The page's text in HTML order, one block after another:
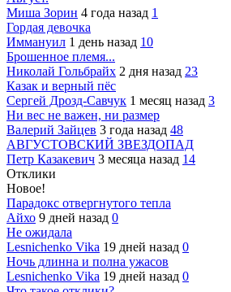
Миша Зорин 4 года назад 1
Гордая девочка
Иммануил 1 день назад 10
Брошенное племя...
Николай Гольбрайх 2 дня назад 23
Казак и верный пёс
Сергей Дрозд-Савчук 1 месяц назад 3
Ни вес не важен, ни размер
Валерий Зайцев 3 года назад 48
АВГУСТОВСКИЙ ЗВЕЗДОПАД
Петр Казакевич 3 месяца назад 14
Отклики
Новое!
Парадокс отвергнутого тепла
Айхо 9 дней назад 0
Не ожидала
Lesnichenko Vika 19 дней назад 0
Ночь длинна и полна ужасов
Lesnichenko Vika 19 дней назад 0